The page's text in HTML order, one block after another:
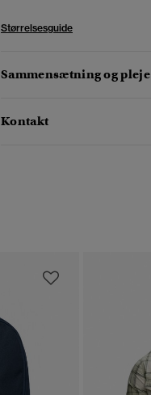
Størrelsesguide
Sammensætning og pleje
Kontakt